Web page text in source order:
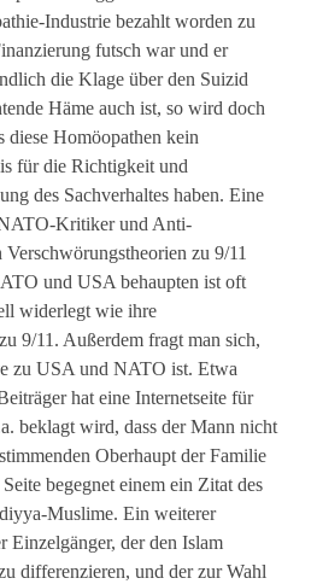
Industrie bezahlt worden zu
futsch war und er
die Klage über den Suizid
Häme auch ist, so wird doch
diese Homöopathen kein
für die Richtigkeit und
des Sachverhaltes haben. Eine
Kritiker und Anti-
zu 9/11
und USA behaupten ist oft
widerlegt wie ihre
9/11. Außerdem fragt man sich,
zu USA und NATO ist. Etwa
hat eine Internetseite für
beklagt wird, dass der Mann nicht
Oberhaupt der Familie
begegnet einem ein Zitat des
Muslime. Ein weiterer
Einzelgänger, der den Islam
differenzieren, und der zur Wahl